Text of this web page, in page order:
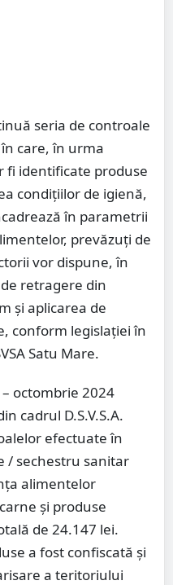
seria de controale
care, în urma
fi identificate produse
condițiilor de igienă,
în parametrii
prevăzuți de
vor dispune, în
retragere din
și aplicarea de
conform legislației în
Satu Mare.
octombrie 2024
cadrul D.S.V.S.A.
efectuate în
/ sechestru sanitar
alimentelor
și produse
de 24.147 lei.
a fost confiscată și
a teritoriului